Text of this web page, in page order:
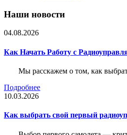
Наши новости
04.08.2026
Как Начать Работу с
Мы расскажем о том, как
Подробнее
10.03.2026
Как выбрать свой первый